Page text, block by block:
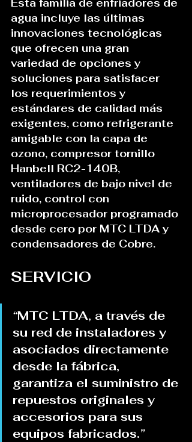
Esta familia de enfriadores de
agua incluye las últimas
innovaciones tecnológicas
que ofrecen una gran
variedad de opciones y
soluciones para satisfacer
los requerimientos y
estándares de calidad más
exigentes, como refrigerante
amigable con la capa de
ozono, compresor tornillo
Hanbell RC2-140B,
ventiladores de bajo nivel de
ruido, control con
microprocesador programado
desde cero por MTC LTDA y
condensadores de Cobre.
SERVICIO
“MTC LTDA, a través de
su red de instaladores y
asociados directamente
desde la fábrica,
garantiza el suministro de
repuestos originales y
accesorios para sus
equipos fabricados.”